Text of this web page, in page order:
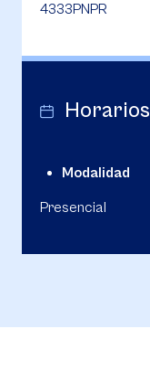
4333PNPR
Horarios
Modalidad
Presencial